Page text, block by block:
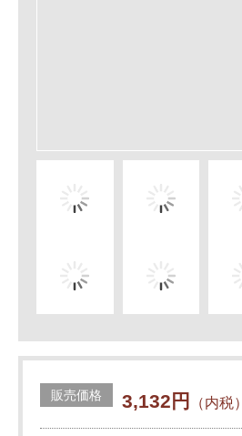
販売価格 3,132円 （内税）